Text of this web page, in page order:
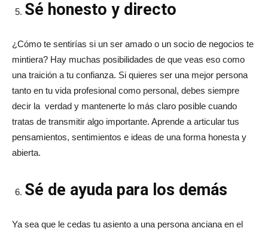
Sé honesto y directo
¿Cómo te sentirías si un ser amado o un socio de negocios te
mintiera? Hay muchas posibilidades de que veas eso como
una traición a tu confianza. Si quieres ser una mejor persona
tanto en tu vida profesional como personal, debes siempre
decir la verdad y mantenerte lo más claro posible cuando
tratas de transmitir algo importante. Aprende a articular tus
pensamientos, sentimientos e ideas de una forma honesta y
abierta.
Sé de ayuda para los demás
Ya sea que le cedas tu asiento a una persona anciana en el